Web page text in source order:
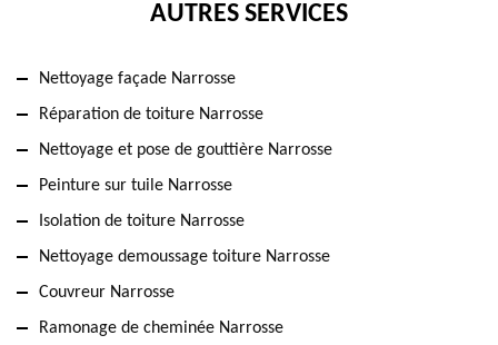
AUTRES SERVICES
Nettoyage façade Narrosse
Réparation de toiture Narrosse
Nettoyage et pose de gouttière Narrosse
Peinture sur tuile Narrosse
Isolation de toiture Narrosse
Nettoyage demoussage toiture Narrosse
Couvreur Narrosse
Ramonage de cheminée Narrosse